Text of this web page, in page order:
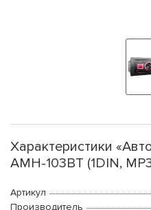
Характеристики
AMH-103BT (1DIN,
Артикул
Производитель